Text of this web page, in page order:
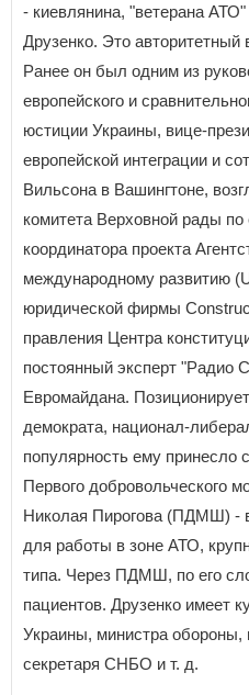
- киевлянина, "ветерана
Друзенко. Это
Ранее он был одним из
европейского и
юстиции Украины, вице-
европейской интеграции и
Вильсона в Вашингтоне,
комитета Верховной рады по
координатора проекта
международному развитию
юридической фирмы
правления Центра
постоянный эксперт "Радио
Евромайдана.
демократа, национал-
популярность ему принесло
Первого добровольческого
Николая Пирогова (ПДМШ) -
для работы в зоне АТО,
типа. Через ПДМШ, по его
пациентов. Друзенко имеет
Украины, министра обороны,
секретаря СНБО и т. д.